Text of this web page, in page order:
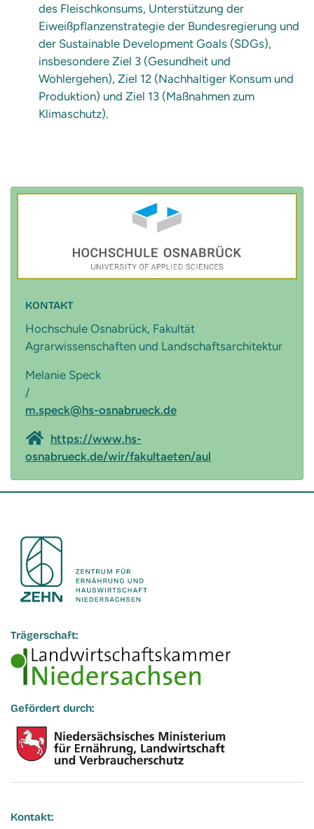
des Fleischkonsums, Unterstützung der
Eiweißpflanzenstrategie der Bundesregierung und
der Sustainable Development Goals (SDGs),
insbesondere Ziel 3 (Gesundheit und
Wohlergehen), Ziel 12 (Nachhaltiger Konsum und
Produktion) und Ziel 13 (Maßnahmen zum
Klimaschutz).
KONTAKT
Hochschule Osnabrück, Fakultät
Agrarwissenschaften und Landschaftsarchitektur
Melanie Speck
/
m.speck@hs-osnabrueck.de
https://www.hs-
osnabrueck.de/wir/fakultaeten/aul
Trägerschaft:
Gefördert durch:
Kontakt: